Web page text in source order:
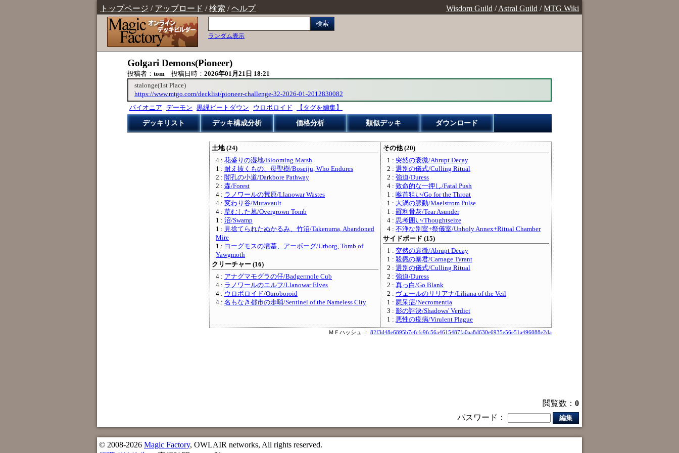
トップページ / アップロード /検索 /ヘルプ Wisdom Guild /Astral Guild /MTG Wiki
検索
ランダム表示
Golgari Demons(Pioneer)
投稿者： tom 投稿日時： 2026年01月21日 18:21
stalonge(1st Place)
https://www.mtgo.com/decklist/pioneer-challenge-32-2026-01-2012830082
パイオニア
デーモン 黒緑ビートダウン ウロボロイド 【タグを編集】
デッキリスト デッキ構成分析 価格分析 類似デッキ ダウンロード
土地 (24)
4 : 花盛りの湿地/Blooming Marsh
1 : 耐え抜くもの、母聖樹/Boseiju, Who Endures
2 : 闇孔の小道/Darkbore Pathway
2 : 森/Forest
4 : ラノワールの荒原/Llanowar Wastes
4 : 変わり谷/Mutavault
4 : 草むした墓/Overgrown Tomb
1 : 沼/Swamp
1 : 見捨てられたぬかるみ、竹沼/Takenuma, Abandoned
Mire
1 : ヨーグモスの墳墓、アーボーグ/Urborg, Tomb of
Yawgmoth
クリーチャー (16)
4 : アナグマモグラの仔/Badgermole Cub
4 : ラノワールのエルフ/Llanowar Elves
4 : ウロボロイド/Ouroboroid
4 : 名もなき都市の歩哨/Sentinel of the Nameless City
その他 (20)
1 : 突然の衰微/Abrupt Decay
2 : 選別の儀式/Culling Ritual
2 : 強迫/Duress
4 : 致命的な一押し/Fatal Push
1 : 喉首狙い/Go for the Throat
1 : 大渦の脈動/Maelstrom Pulse
1 : 羅利骨灰/Tear Asunder
4 : 思考囲い/Thoughtseize
4 : 不浄な別室+祭儀室/Unholy Annex+Ritual Chamber
サイドボード (15)
1 : 突然の衰微/Abrupt Decay
1 : 殺戮の暴君/Carnage Tyrant
2 : 選別の儀式/Culling Ritual
2 : 強迫/Duress
2 : 真っ白/Go Blank
2 : ヴェールのリリアナ/Liliana of the Veil
1 : 屍呆症/Necromentia
3 : 影の評決/Shadows' Verdict
1 : 悪性の疫病/Virulent Plague
ＭＦハッシュ ： 82f3d48e6895b7efcfc9fc56a4615487fa0aa8d630e6935e56e51a496088e2da
閲覧数： 0
パスワード：
編集
© 2008-2026 Magic Factory, OWLAIR networks, All rights reserved.